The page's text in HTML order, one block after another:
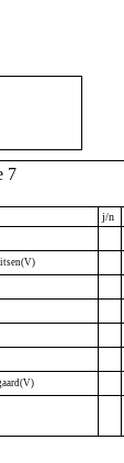
7
j/n